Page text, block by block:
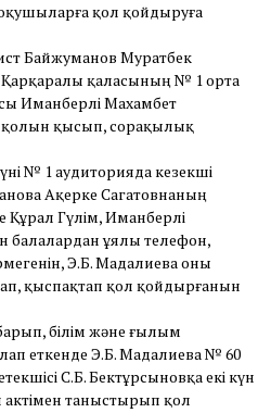
қол қойдыруға
Байжуманов Муратбек
қаласының № 1 орта
Иманберлі Махамбет
қысып, сорақылық
№ 1 аудиторияда кезекші
Ақерке Сагатовнаның
Құрал Гүлім, Иманберлі
балалардан ұялы телефон,
Э.Б. Мадалиева оны
қыспақтап қол қойдырғанын
барып, білім және ғылым
еткенде Э.Б. Мадалиева № 60
С.Б. Бектұрсыновқа екі күн
актімен таныстырып қол